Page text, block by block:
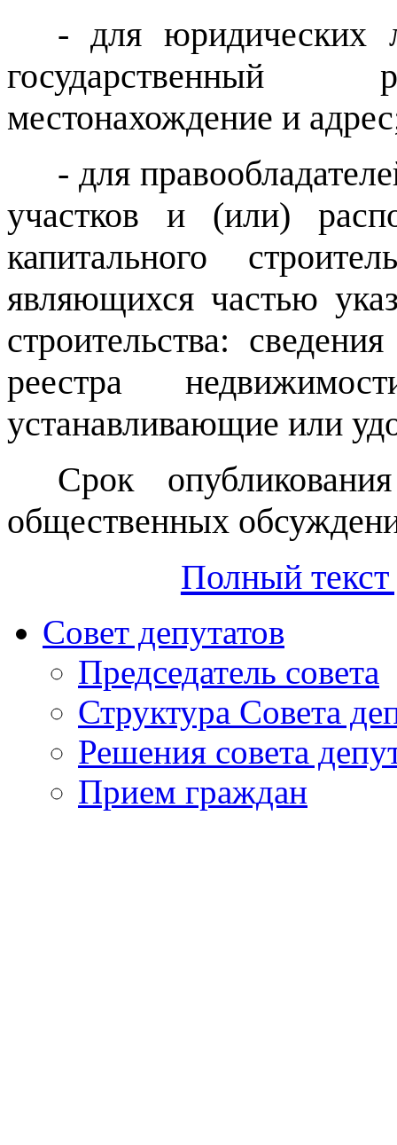
- для юридических
государственный
местонахождение и
- для
участков и (или)
капитального
являющихся частью
строительства:
реестра
устанавливающие или
Срок
общественных
Полный текст
Совет депутатов
Председатель совета
Структура Совета
Решения совета
Прием граждан